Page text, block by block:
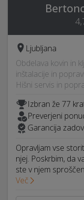
Ljubljana
Obdelava kovin in
inštalacije in
Hišni servis in
Izbran že 77
Preverjeni
Garancija
Opravljam vse
njej. Poskrbim, da
ste v njem
Več